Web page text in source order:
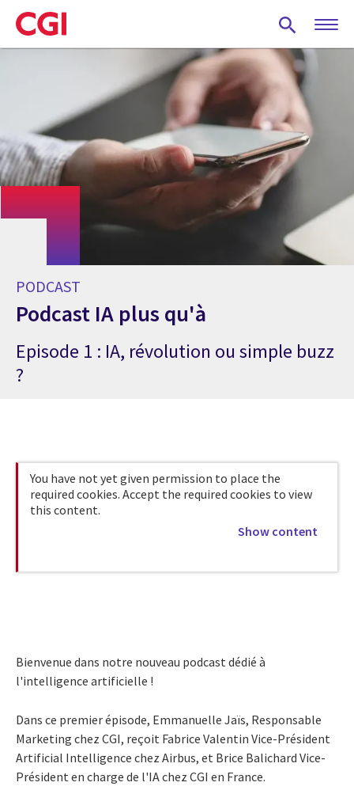
Skip
to
main
PODCAST
Podcast IA plus qu'à
Episode 1 : IA, révolution ou simple buzz
?
You have not yet given permission to place the
required cookies. Accept the required cookies to view
this content.
Show content
Bienvenue dans notre nouveau podcast dédié à
l'intelligence artificielle !
Dans ce premier épisode, Emmanuelle Jaïs, Responsable
Marketing chez CGI, reçoit Fabrice Valentin Vice-Président
Artificial Intelligence chez Airbus, et Brice Balichard Vice-
Président en charge de l'IA chez CGI en France.